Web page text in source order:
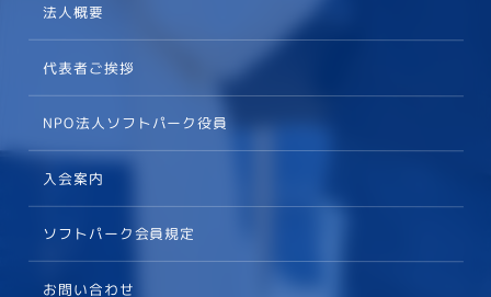
法人概要
代表者ご挨拶
NPO法人ソフトパーク役員
入会案内
ソフトパーク会員規定
お問い合わせ